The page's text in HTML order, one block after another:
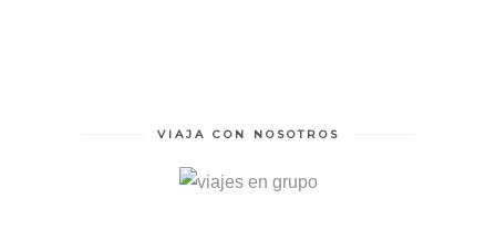
VIAJA CON NOSOTROS